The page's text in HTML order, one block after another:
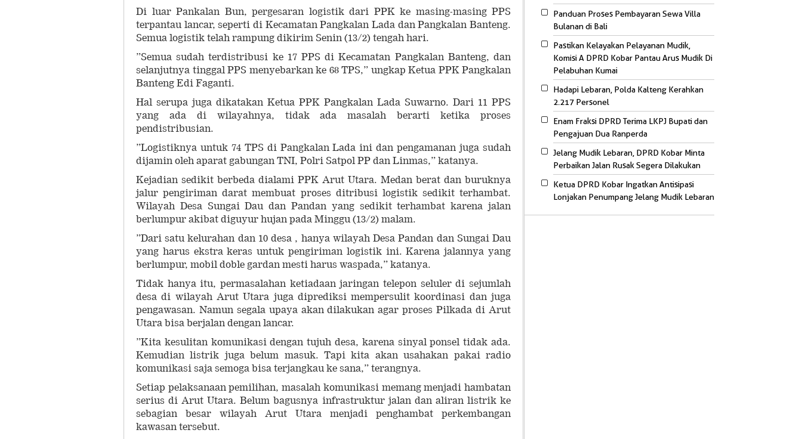
Di luar Pankalan Bun, pergesaran logistik dari PPK ke masing-masing PPS
terpantau lancar, seperti di Kecamatan Pangkalan Lada dan Pangkalan Banteng.
Semua logistik telah rampung dikirim Senin (13/2) tengah hari.
”Semua sudah terdistribusi ke 17 PPS di Kecamatan Pangkalan Banteng, dan
selanjutnya tinggal PPS menyebarkan ke 68 TPS,” ungkap Ketua PPK Pangkalan
Banteng Edi Faganti.
Hal serupa juga dikatakan Ketua PPK Pangkalan Lada Suwarno. Dari 11 PPS
yang ada di wilayahnya, tidak ada masalah berarti ketika proses
pendistribusian.
”Logistiknya untuk 74 TPS di Pangkalan Lada ini dan pengamanan juga sudah
dijamin oleh aparat gabungan TNI, Polri Satpol PP dan Linmas,” katanya.
Kejadian sedikit berbeda dialami PPK Arut Utara. Medan berat dan buruknya
jalur pengiriman darat membuat proses ditribusi logistik sedikit terhambat.
Wilayah Desa Sungai Dau dan Pandan yang sedikit terhambat karena jalan
berlumpur akibat diguyur hujan pada Minggu (13/2) malam.
”Dari satu kelurahan dan 10 desa , hanya wilayah Desa Pandan dan Sungai Dau
yang harus ekstra keras untuk pengiriman logistik ini. Karena jalannya yang
berlumpur, mobil doble gardan mesti harus waspada,” katanya.
Tidak hanya itu, permasalahan ketiadaan jaringan telepon seluler di sejumlah
desa di wilayah Arut Utara juga diprediksi mempersulit koordinasi dan juga
pengawasan. Namun segala upaya akan dilakukan agar proses Pilkada di Arut
Utara bisa berjalan dengan lancar.
”Kita kesulitan komunikasi dengan tujuh desa, karena sinyal ponsel tidak ada.
Kemudian listrik juga belum masuk. Tapi kita akan usahakan pakai radio
komunikasi saja semoga bisa terjangkau ke sana,” terangnya.
Setiap pelaksanaan pemilihan, masalah komunikasi memang menjadi hambatan
serius di Arut Utara. Belum bagusnya infrastruktur jalan dan aliran listrik ke
sebagian besar wilayah Arut Utara menjadi penghambat perkembangan
kawasan tersebut.
Panduan Proses Pembayaran Sewa Villa
Bulanan di Bali
Pastikan Kelayakan Pelayanan Mudik,
Komisi A DPRD Kobar Pantau Arus Mudik Di
Pelabuhan Kumai
Hadapi Lebaran, Polda Kalteng Kerahkan
2.217 Personel
Enam Fraksi DPRD Terima LKPJ Bupati dan
Pengajuan Dua Ranperda
Jelang Mudik Lebaran, DPRD Kobar Minta
Perbaikan Jalan Rusak Segera Dilakukan
Ketua DPRD Kobar Ingatkan Antisipasi
Lonjakan Penumpang Jelang Mudik Lebaran